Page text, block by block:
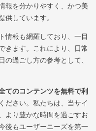
報を分かりやすく、かつ美
供しています。
情報も網羅しており、一目
きます。これにより、日常
過ごし方の参考として、
てのコンテンツを無料で利
ださい。私たちは、当サイ
より豊かな時間を過ごすお
後もユーザーニーズを第一